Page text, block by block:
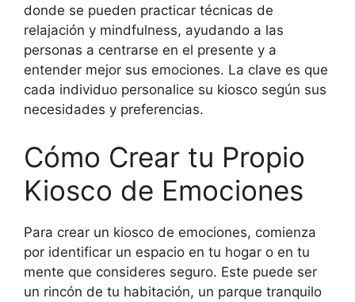
donde se pueden practicar técnicas de
relajación y mindfulness, ayudando a las
personas a centrarse en el presente y a
entender mejor sus emociones. La clave es que
cada individuo personalice su kiosco según sus
necesidades y preferencias.
Cómo Crear tu Propio
Kiosco de Emociones
Para crear un kiosco de emociones, comienza
por identificar un espacio en tu hogar o en tu
mente que consideres seguro. Este puede ser
un rincón de tu habitación, un parque tranquilo